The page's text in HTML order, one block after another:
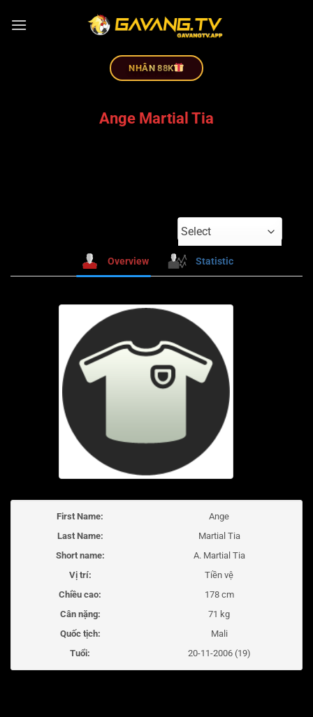
NHÂN 88K
Ange Martial Tia
Select
Overview Statistic
First Name:
Ange
Last Name:
Martial Tia
Short name:
A. Martial Tia
Vị trí:
Tiền vệ
Chiều cao:
178 cm
Cân nặng:
71 kg
Quốc tịch:
Mali
Tuổi:
20-11-2006 (19)